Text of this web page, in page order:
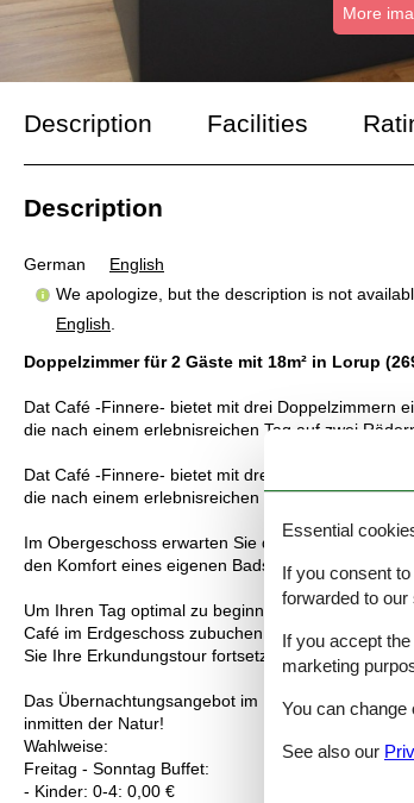
More
Description Facilities
Description
German
English
We apologize, but the description is not
English.
Doppelzimmer für 2 Gäste mit 18m² in Lorup
Dat Café -Finnere- bietet mit drei Doppelzimmern
die nach einem erlebnisreichen Tag auf zwei
Dat Café -Finnere- bietet mit drei Doppelzimmern
die nach einem erlebnisreichen Tag auf zwei
Im Obergeschoss erwarten Sie drei liebevoll
den Komfort eines eigenen Bads, sodass Sie sich
Um Ihren Tag optimal zu beginnen, haben Sie die
Café im Erdgeschoss zubuchen. Hier können Sie
Sie Ihre Erkundungstour fortsetzen.
Das Übernachtungsangebot im Dat Café -Finnere-
inmitten der Natur!
Wahlweise:
Freitag - Sonntag Buffet:
- Kinder: 0-4: 0,00 €
Essential
If you consent
forwarded to
If you accept
marketing
You can change
See also our